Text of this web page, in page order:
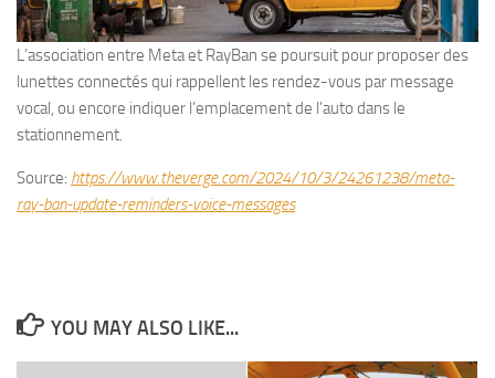
L’association entre Meta et RayBan se poursuit pour proposer des
lunettes connectés qui rappellent les rendez-vous par message
vocal, ou encore indiquer l’emplacement de l’auto dans le
stationnement.
Source: https://www.theverge.com/2024/10/3/24261238/meta-
ray-ban-update-reminders-voice-messages
YOU MAY ALSO LIKE...